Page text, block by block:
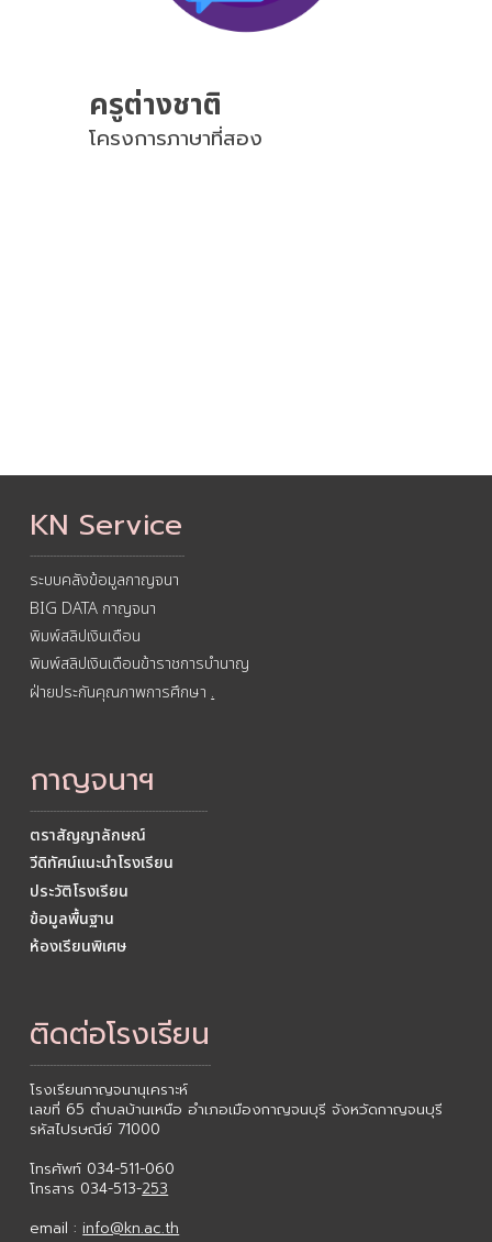
ครูต่างชาติ
โครงการภาษาที่สอง
KN Service
-----------------------------------------------
ระบบคลังข้อมูลกาญจนา
BIG DATA กาญจนา
พิมพ์สลิปเงินเดือน
พิมพ์สลิปเงินเดือนข้าราชการบำนาญ
ฝ่ายประกันคุณภาพการศึกษา .
กาญจนาฯ
------------------------------------------------------
ตราสัญญาลักษณ์
วีดิทัศน์แนะนำโรงเรียน
ประวัติโรงเรียน
ข้อมูลพื้นฐาน
ห้องเรียนพิเศษ
ติดต่อโรงเรียน
-------------------------------------------------------
โรงเรียนกาญจนานุเคราะห์
เลขที่ 65 ตำบลบ้านเหนือ อำเภอเมืองกาญจนบุรี จังหวัดกาญจนบุรี
รหัสไปรษณีย์ 71000
โทรศัพท์ 034-511-060
โทรสาร 034-513-253
email : info@kn.ac.th